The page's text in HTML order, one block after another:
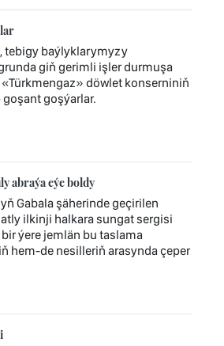
tebigy baýlyklarymyzy
giň gerimli işler durmuşa
döwlet konserniniň
goşýarlar.
abraýa eýe boldy
Gabala şäherinde geçirilen
ilkinji halkara sungat sergisi
ýere jemlän bu taslama
hem-de nesilleriň arasynda çeper